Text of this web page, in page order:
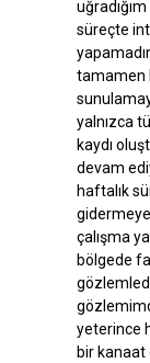
süreçte
tamamen
yalnızca
kaydı
devam
haftalık
çalışma
bölgede
yeterince
bir kanaat